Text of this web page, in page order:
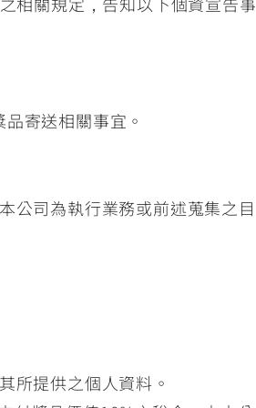
寄送相關事宜。
公司為執行業務或前述蒐集之目
所提供之個人資料。